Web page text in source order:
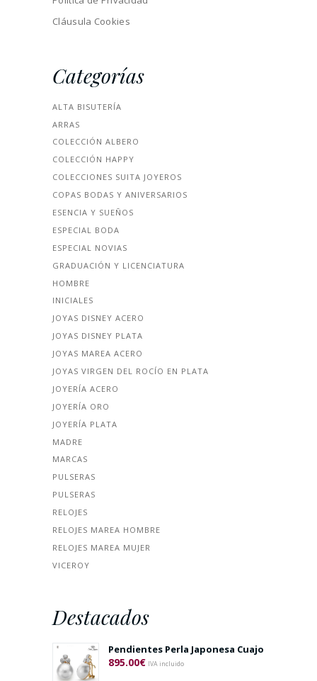
Cláusula Cookies
Categorías
ALTA BISUTERÍA
ARRAS
COLECCIÓN ALBERO
COLECCIÓN HAPPY
COLECCIONES SUITA JOYEROS
COPAS BODAS Y ANIVERSARIOS
ESENCIA Y SUEÑOS
ESPECIAL BODA
ESPECIAL NOVIAS
GRADUACIÓN Y LICENCIATURA
HOMBRE
INICIALES
JOYAS DISNEY ACERO
JOYAS DISNEY PLATA
JOYAS MAREA ACERO
JOYAS VIRGEN DEL ROCÍO EN PLATA
JOYERÍA ACERO
JOYERÍA ORO
JOYERÍA PLATA
MADRE
MARCAS
PULSERAS
PULSERAS
RELOJES
RELOJES MAREA HOMBRE
RELOJES MAREA MUJER
VICEROY
Destacados
Pendientes Perla Japonesa Cuajo
895.00€ IVA incluido